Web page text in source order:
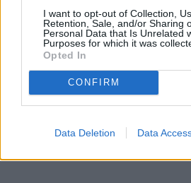
I want to opt-out of Collection,
Retention, Sale, and/or Sharing
Personal Data that Is Unrelated
Purposes for which it was
Opted In
CONFIRM
Data Deletion Data